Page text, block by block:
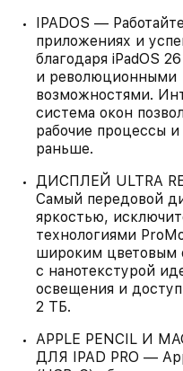
IPADOS —
приложениях и
благодаря iPadOS
и революционными
возможностями.
система окон
рабочие процессы
раньше.
ДИСПЛЕЙ ULTRA
Самый передовой
яркостью,
технологиями
широким цветовым
с нанотекстурой
освещения и
2 ТБ.
APPLE PENCIL И
ДЛЯ IPAD PRO —